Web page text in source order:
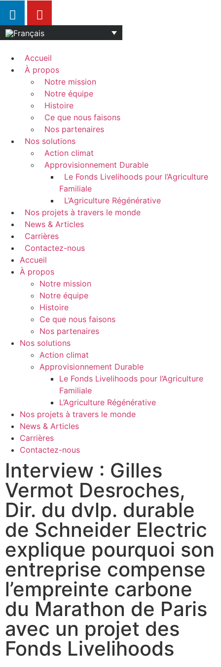
Accueil
À propos
Notre mission
Notre équipe
Histoire
Ce que nous faisons
Nos partenaires
Nos solutions
Action climat
Approvisionnement Durable
Le Fonds Livelihoods pour l’Agriculture
Familiale
L’Agriculture Régénérative
Nos projets à travers le monde
News & Articles
Carrières
Contactez-nous
Accueil
À propos
Notre mission
Notre équipe
Histoire
Ce que nous faisons
Nos partenaires
Nos solutions
Action climat
Approvisionnement Durable
Le Fonds Livelihoods pour l’Agriculture
Familiale
L’Agriculture Régénérative
Nos projets à travers le monde
News & Articles
Carrières
Contactez-nous
Interview : Gilles
Vermot Desroches,
Dir. du dvlp. durable
de Schneider Electric
explique pourquoi son
entreprise compense
l’empreinte carbone
du Marathon de Paris
avec un projet des
Fonds Livelihoods